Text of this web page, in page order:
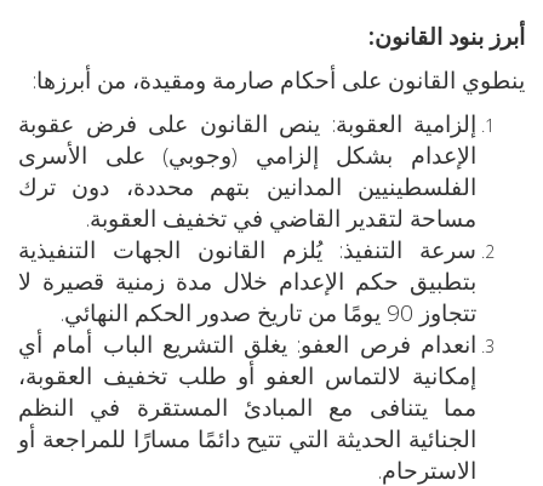
أبرز بنود القانون:
ينطوي القانون على أحكام صارمة ومقيدة، من أبرزها:
إلزامية العقوبة: ينص القانون على فرض عقوبة
الإعدام بشكل إلزامي (وجوبي) على الأسرى
الفلسطينيين المدانين بتهم محددة، دون ترك
مساحة لتقدير القاضي في تخفيف العقوبة.
سرعة التنفيذ: يُلزم القانون الجهات التنفيذية
بتطبيق حكم الإعدام خلال مدة زمنية قصيرة لا
تتجاوز 90 يومًا من تاريخ صدور الحكم النهائي.
انعدام فرص العفو: يغلق التشريع الباب أمام أي
إمكانية لالتماس العفو أو طلب تخفيف العقوبة،
مما يتنافى مع المبادئ المستقرة في النظم
الجنائية الحديثة التي تتيح دائمًا مسارًا للمراجعة أو
الاسترحام.